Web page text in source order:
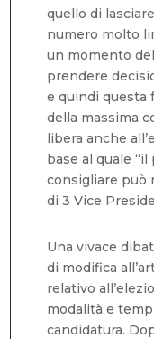
quello di
numero molto
un momento
prendere
e quindi questa
della massima
libera anche
base al quale
consigliare può
di 3 Vice
Una vivace
di modifica
relativo
modalità e
candidatura.